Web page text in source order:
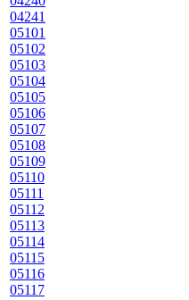
04241
05101
05102
05103
05104
05105
05106
05107
05108
05109
05110
05111
05112
05113
05114
05115
05116
05117